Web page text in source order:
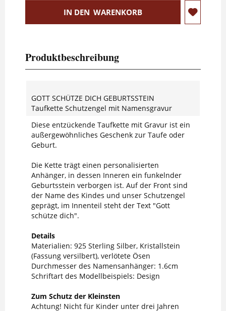
IN DEN WARENKORB
Produktbeschreibung
GOTT SCHÜTZE DICH GEBURTSSTEIN
Taufkette Schutzengel mit Namensgravur
Diese entzückende Taufkette mit Gravur ist ein
außergewöhnliches Geschenk zur Taufe oder
Geburt.
Die Kette trägt einen personalisierten
Anhänger, in dessen Inneren ein funkelnder
Geburtsstein verborgen ist. Auf der Front sind
der Name des Kindes und unser Schutzengel
geprägt, im Innenteil steht der Text "Gott
schütze dich".
Details
Materialien: 925 Sterling Silber, Kristallstein
(Fassung versilbert), verlötete Ösen
Durchmesser des Namensanhänger: 1.6cm
Schriftart des Modellbeispiels: Design
Zum Schutz der Kleinsten
Achtung! Nicht für Kinder unter drei Jahren